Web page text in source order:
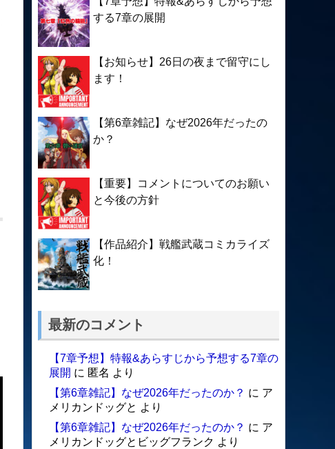
する7章の展開
【お知らせ】26日の夜まで留守にし
ます！
【第6章雑記】なぜ2026年だったの
か？
【重要】コメントについてのお願い
と今後の方針
【作品紹介】戦艦武蔵コミカライズ
化！
最新のコメント
【7章予想】特報&あらすじから予想する7章の
展開 に 匿名 より
【第6章雑記】なぜ2026年だったのか？ に ア
メリカンドッグと より
【第6章雑記】なぜ2026年だったのか？ に ア
メリカンドッグとビッグフランク より